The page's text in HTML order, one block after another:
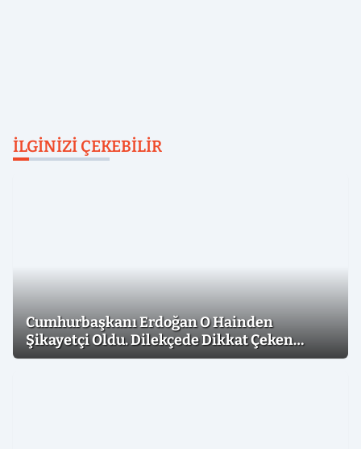
İLGINIZI ÇEKEBILIR
Cumhurbaşkanı Erdoğan O Hainden
Şikayetçi Oldu. Dilekçede Dikkat Çeken
İfadeler